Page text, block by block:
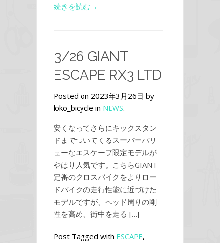
続きを読む→
3/26 GIANT
ESCAPE RX3 LTD
Posted on 2023年3月26日 by
loko_bicycle in NEWS.
安くなってさらにキックスタン
ドまでついてくるスーパーバリ
ューなエスケープ限定モデルが
やはり人気です。こちらGIANT
定番のクロスバイクをよりロー
ドバイクの走行性能に近づけた
モデルですが、ヘッド周りの剛
性を高め、街中を走る […]
Post Tagged with ESCAPE,